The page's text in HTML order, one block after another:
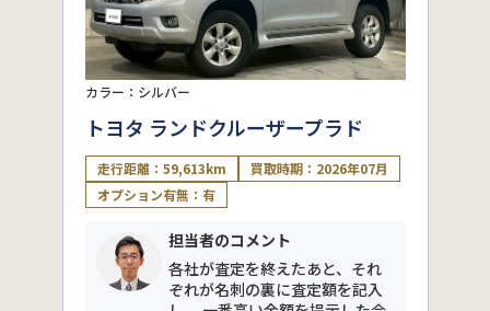
カラー：シルバー
トヨタ ランドクルーザープラド
走行距離：59,613km
買取時期：2026年07月
オプション有無：有
担当者のコメント
各社が査定を終えたあと、それ
ぞれが名刺の裏に査定額を記入